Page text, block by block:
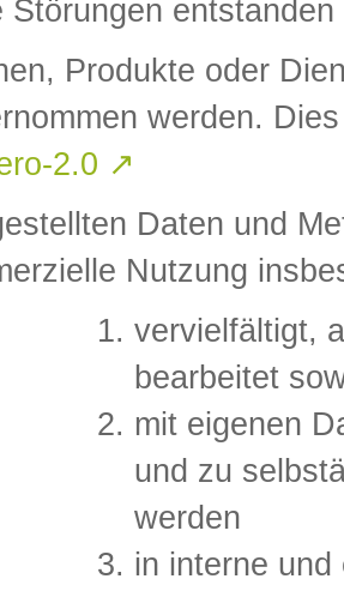
Störungen
Produkte oder
werden.
2.0 ↗
Daten und
Nutzung
vervielfältigt,
bearbeitet
mit eigenen
und zu
werden
in interne